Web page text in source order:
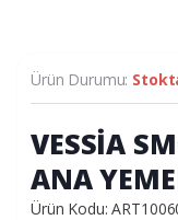
Ürün Durumu:
VESSİA
ANA
Ürün Kodu: